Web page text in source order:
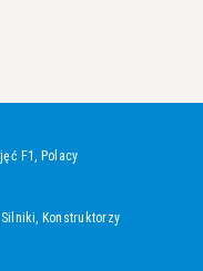
F1, Polacy
Silniki, Konstruktorzy